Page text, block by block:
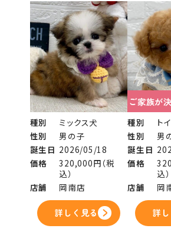
種別
ミックス犬
性別
男の子
誕生日 2026/05/18
価格
320,000円（税
込）
店舗
岡南店
詳しく見る
ご家族が
種別
ト
性別
男
誕生日
価格
込）
店舗
岡
詳